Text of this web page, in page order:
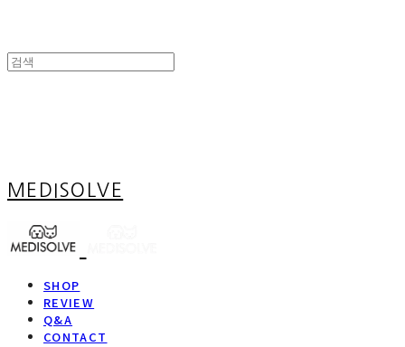
MEDISOLVE
SHOP
REVIEW
Q&A
CONTACT